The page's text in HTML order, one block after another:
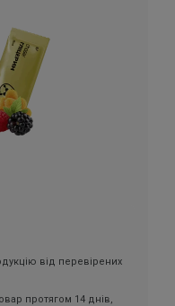
від перевірених
протягом 14 днів,